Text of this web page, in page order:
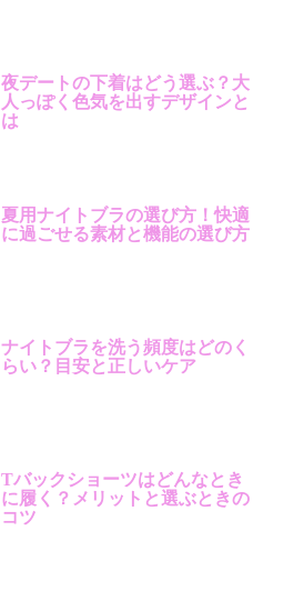
夜デートの下着はどう選ぶ？大
人っぽく色気を出すデザインと
は
夏用ナイトブラの選び方！快適
に過ごせる素材と機能の選び方
ナイトブラを洗う頻度はどのく
らい？目安と正しいケア
Tバックショーツはどんなとき
に履く？メリットと選ぶときの
コツ